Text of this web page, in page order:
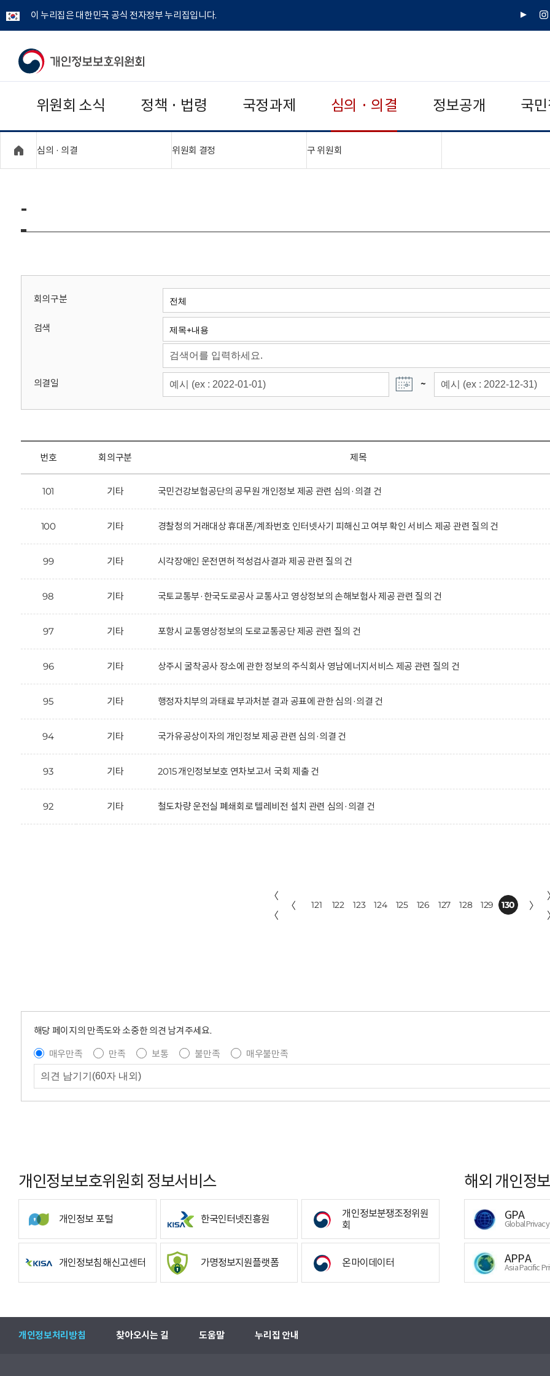
이 누리집은 대한민국 공식 전자정부 누리집입니다.
유
인
개
보
보
위
회
위원회 소식 정책 · 법령 국정과제 심의 · 의결 정보공개 국
심의 · 의결 위원회 결정 구 위원회
-
회의구분
검색
의결일 ~
번호 회의구분 제목
101 기타 국민건강보험공단의 공무원 개인정보 제공 관련 심의·의결 건
100 기타 경찰청의 거래대상 휴대폰/계좌번호 인터넷사기 피해신고 여부 확인 서비스 제공 관련 질의 건
99 기타 시각장애인 운전면허 적성검사결과 제공 관련 질의 건
98 기타 국토교통부·한국도로공사 교통사고 영상정보의 손해보험사 제공 관련 질의 건
97 기타 포항시 교통영상정보의 도로교통공단 제공 관련 질의 건
96 기타 상주시 굴착공사 장소에 관한 정보의 주식회사 영남에너지서비스 제공 관련 질의 건
95 기타 행정자치부의 과태료 부과처분 결과 공표에 관한 심의·의결 건
94 기타 국가유공상이자의 개인정보 제공 관련 심의·의결 건
93 기타 2015 개인정보보호 연차보고서 국회 제출 건
92 기타 철도차량 운전실 폐쇄회로 텔레비전 설치 관련 심의·의결 건
〈
〈
〈 121 122 123 124 125 126 127 128 129 130 〉
해당 페이지의 만족도와 소중한 의견 남겨주세요.
매우만족
만족 보통 불만족
매우불만족
개인정보보호위원회 정보서비스
개인정보 포털 한국인터넷진흥원
개인정보분쟁조정위원
회
개인정보침해신고센터 가명정보지원플랫폼 온마이데이터
해외 개인정
GPA
Global
APPA
Asia Pacific
개인정보처리방침 찾아오시는 길 도움말 누리집 안내